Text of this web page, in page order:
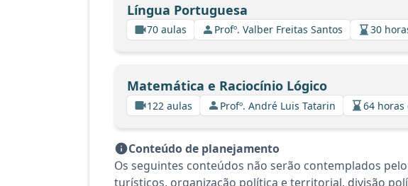
Língua Portuguesa
70 aulas Profº. Valber Freitas Santos 30
Matemática e Raciocínio Lógico
122 aulas Profº. André Luis Tatarin 64 horas
Conteúdo de planejamento
Os seguintes conteúdos não serão contemplados
turísticos, organização política e territorial, divisão